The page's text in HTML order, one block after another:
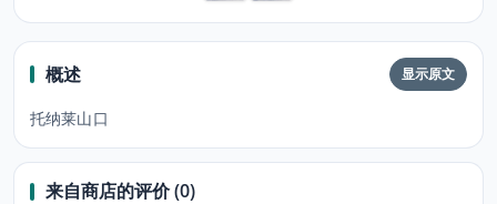
概述 显示原文
托纳莱山口
来自商店的评价 (0)